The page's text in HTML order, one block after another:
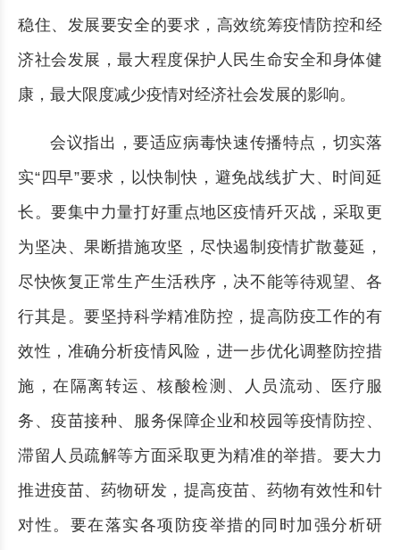
稳住、发展要安全的要求，高效统筹疫情防控和经
济社会发展，最大程度保护人民生命安全和身体健
康，最大限度减少疫情对经济社会发展的影响。
会议指出，要适应病毒快速传播特点，切实落
实“四早”要求，以快制快，避免战线扩大、时间延
长。要集中力量打好重点地区疫情歼灭战，采取更
为坚决、果断措施攻坚，尽快遏制疫情扩散蔓延，
尽快恢复正常生产生活秩序，决不能等待观望、各
行其是。要坚持科学精准防控，提高防疫工作的有
效性，准确分析疫情风险，进一步优化调整防控措
施，在隔离转运、核酸检测、人员流动、医疗服
务、疫苗接种、服务保障企业和校园等疫情防控、
滞留人员疏解等方面采取更为精准的举措。要大力
推进疫苗、药物研发，提高疫苗、药物有效性和针
对性。要在落实各项防疫举措的同时加强分析研